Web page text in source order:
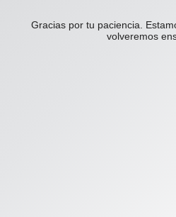
Gracias por tu paciencia.
volveremos